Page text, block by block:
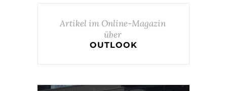
Artikel im Online-Magazin
über
OUTLOOK